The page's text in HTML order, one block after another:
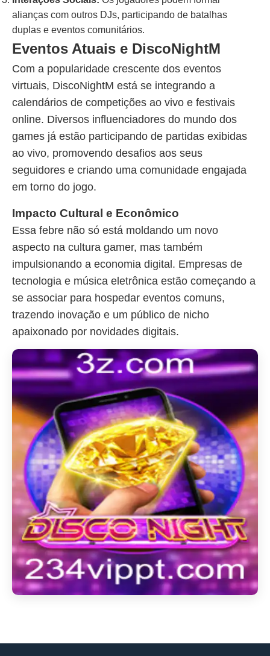
alianças com outros DJs, participando de batalhas
duplas e eventos comunitários.
Eventos Atuais e DiscoNightM
Com a popularidade crescente dos eventos
virtuais, DiscoNightM está se integrando a
calendários de competições ao vivo e festivais
online. Diversos influenciadores do mundo dos
games já estão participando de partidas exibidas
ao vivo, promovendo desafios aos seus
seguidores e criando uma comunidade engajada
em torno do jogo.
Impacto Cultural e Econômico
Essa febre não só está moldando um novo
aspecto na cultura gamer, mas também
impulsionando a economia digital. Empresas de
tecnologia e música eletrônica estão começando a
se associar para hospedar eventos comuns,
trazendo inovação e um público de nicho
apaixonado por novidades digitais.